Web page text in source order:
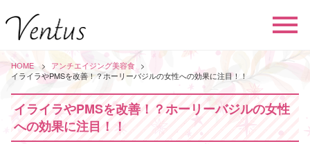
HOME アンチエイジング美容食
イライラやPMSを改善！？ホーリーバジルの女性への効果に注目！！
イライラやPMSを改善！？ホーリーバジルの女性
への効果に注目！！